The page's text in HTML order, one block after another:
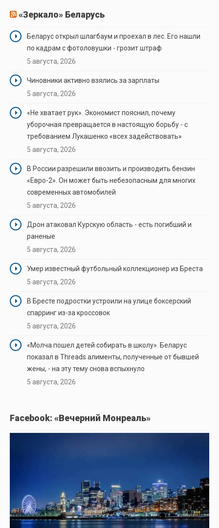
«Зеркало» Беларусь
Беларус открыл шлагбаум и проехал в лес. Его нашли
по кадрам с фотоловушки - грозит штраф
5 августа, 2026
Чиновники активно взялись за зарплаты
5 августа, 2026
«Не хватает рук». Экономист пояснил, почему
уборочная превращается в настоящую борьбу - с
требованием Лукашенко «всех задействовать»
5 августа, 2026
В России разрешили ввозить и производить бензин
«Евро-2». Он может быть небезопасным для многих
современных автомобилей
5 августа, 2026
Дрон атаковал Курскую область - есть погибший и
раненые
5 августа, 2026
Умер известный футбольный коллекционер из Бреста
5 августа, 2026
В Бресте подростки устроили на улице боксерский
спарринг из-за кроссовок
5 августа, 2026
«Молча пошел детей собирать в школу». Беларус
показал в Threads алименты, полученные от бывшей
жены, - на эту тему снова вспыхнуло
5 августа, 2026
Facebook: «Вечерний Монреаль»